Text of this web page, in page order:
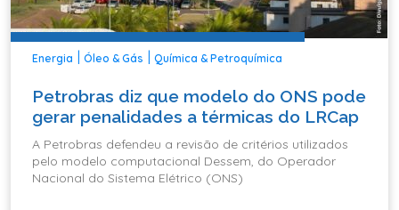
Energia Óleo & Gás Química & Petroquímica
Petrobras diz que modelo do ONS pode
gerar penalidades a térmicas do LRCap
A Petrobras defendeu a revisão de critérios utilizados
pelo modelo computacional Dessem, do Operador
Nacional do Sistema Elétrico (ONS)